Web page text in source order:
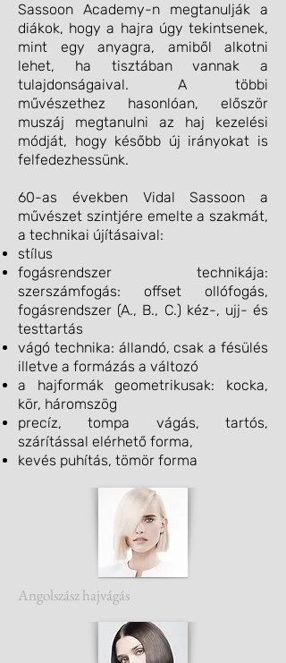
Sassoon Academy-n megtanulják a
diákok, hogy a hajra úgy tekintsenek,
mint egy anyagra, amiből alkotni
lehet, ha tisztában vannak a
tulajdonságaival. A többi
művészethez hasonlóan, először
muszáj megtanulni az haj kezelési
módját, hogy később új irányokat is
felfedezhessünk.
60-as években Vidal Sassoon a
művészet szintjére emelte a szakmát,
a technikai újításaival:​
stílus
fogásrendszer technikája:
szerszámfogás: offset ollófogás,
fogásrendszer (A., B., C.) kéz-, ujj- és
testtartás
vágó technika: állandó, csak a fésülés
illetve a formázás a változó
a hajformák geometrikusak: kocka,
kör, háromszög
precíz, tompa vágás, tartós,
szárítással elérhető forma,
kevés puhítás, tömör forma
Angolszász hajvágás